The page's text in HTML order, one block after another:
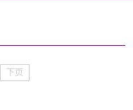
下页